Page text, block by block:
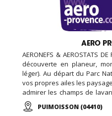
AERO
AERONEFS & AEROSTATS
découverte en planeur,
léger). Au départ du Parc
vos propres ailes les
admirer les champs de
le lac Sainte-Croix ou les
apercevant les Alpes se
PUIMOISSON (04410)